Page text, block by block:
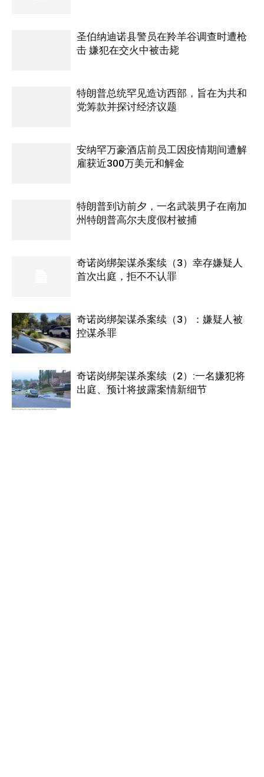
圣伯纳迪诺县警员在羚羊谷调查时遭枪
击 嫌犯在交火中被击毙
特朗普总统罕见造访西部，旨在为共和
党筹款并探讨经济议题
安纳罕万豪酒店前员工因疫情期间遭解
雇获近300万美元和解金
特朗普到访前夕，一名武装男子在南加
州特朗普高尔夫度​​假村被捕
奇诺岗绑架谋杀案续（3）幸存嫌疑人
首次出庭，拒不不认罪
奇诺岗绑架谋杀案续（3）：嫌疑人被
控谋杀罪
奇诺岗绑架谋杀案续（2）:一名嫌犯将
出庭、预计将披露案情新细节